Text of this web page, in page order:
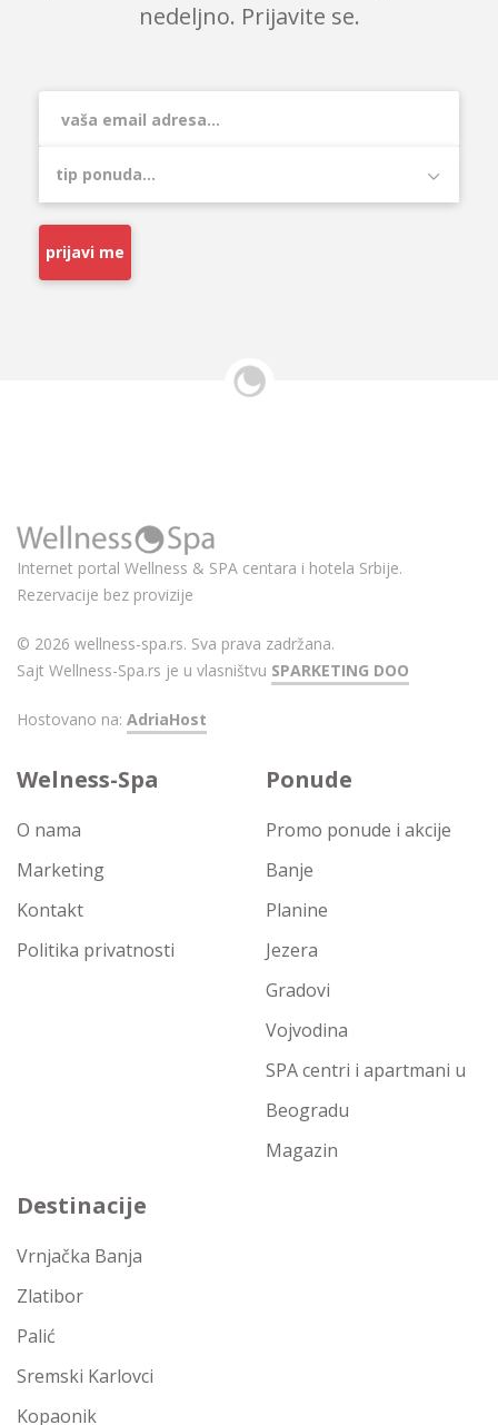
nedeljno. Prijavite se.
prijavi me
Internet portal Wellness & SPA centara i hotela Srbije.
Rezervacije bez provizije
© 2026 wellness-spa.rs. Sva prava zadržana.
Sajt Wellness-Spa.rs je u vlasništvu SPARKETING DOO
Hostovano na: AdriaHost
Welness-Spa
O nama
Marketing
Kontakt
Politika privatnosti
Ponude
Promo ponude i akcije
Banje
Planine
Jezera
Gradovi
Vojvodina
SPA centri i apartmani u
Beogradu
Magazin
Destinacije
Vrnjačka Banja
Zlatibor
Palić
Sremski Karlovci
Kopaonik